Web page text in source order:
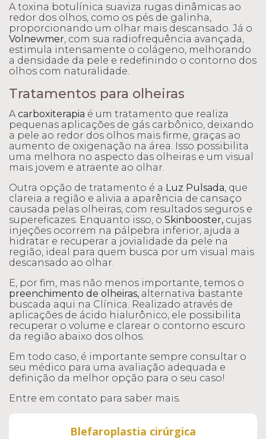
A toxina botulínica suaviza rugas dinâmicas ao
redor dos olhos, como os pés de galinha,
proporcionando um olhar mais descansado. Já o
Volnewmer , com sua radiofrequência avançada,
estimula intensamente o colágeno, melhorando
a densidade da pele e redefinindo o contorno dos
olhos com naturalidade.
Tratamentos para olheiras
A carboxiterapia é um tratamento que realiza
pequenas aplicações de gás carbônico, deixando
a pele ao redor dos olhos mais firme, graças ao
aumento de oxigenação na área. Isso possibilita
uma melhora no aspecto das olheiras e um visual
mais jovem e atraente ao olhar.
Outra opção de tratamento é a Luz Pulsada , que
clareia a região e alivia a aparência de cansaço
causada pelas olheiras, com resultados seguros e
supereficazes. Enquanto isso, o Skinbooster, cujas
injeções ocorrem na pálpebra inferior, ajuda a
hidratar e recuperar a jovialidade da pele na
região, ideal para quem busca por um visual mais
descansado ao olhar.
E, por fim, mas não menos importante, temos o
preenchimento de olheiras, alternativa bastante
buscada aqui na Clínica. Realizado através de
aplicações de ácido hialurônico, ele possibilita
recuperar o volume e clarear o contorno escuro
da região abaixo dos olhos.
Em todo caso, é importante sempre consultar o
seu médico para uma avaliação adequada e
definição da melhor opção para o seu caso!
Entre em contato para saber mais.
Blefaroplastia cirúrgica